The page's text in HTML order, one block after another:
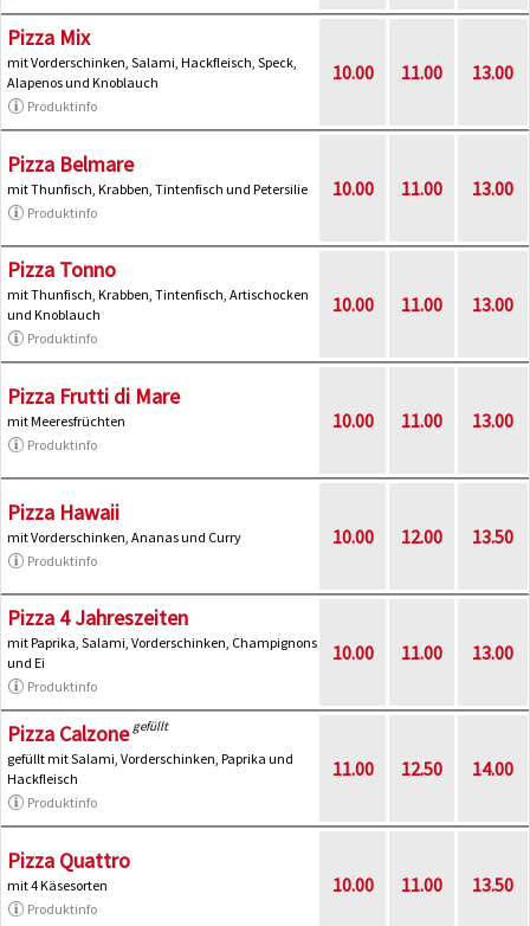
Pizza Mix
mit Vorderschinken, Salami, Hackfleisch, Speck,
Alapenos und Knoblauch
Produktinfo
10.00 11.00 13.00
Pizza Belmare
mit Thunfisch, Krabben, Tintenfisch und Petersilie
Produktinfo
10.00 11.00 13.00
Pizza Tonno
mit Thunfisch, Krabben, Tintenfisch, Artischocken
und Knoblauch
Produktinfo
10.00 11.00 13.00
Pizza Frutti di Mare
mit Meeresfrüchten
Produktinfo
10.00 11.00 13.00
Pizza Hawaii
mit Vorderschinken, Ananas und Curry
Produktinfo
10.00 12.00 13.50
Pizza 4 Jahreszeiten
mit Paprika, Salami, Vorderschinken, Champignons
und Ei
Produktinfo
10.00 11.00 13.00
Pizza Calzone gefüllt
gefüllt mit Salami, Vorderschinken, Paprika und
Hackfleisch
Produktinfo
11.00 12.50 14.00
Pizza Quattro
mit 4 Käsesorten
Produktinfo
10.00 11.00 13.50